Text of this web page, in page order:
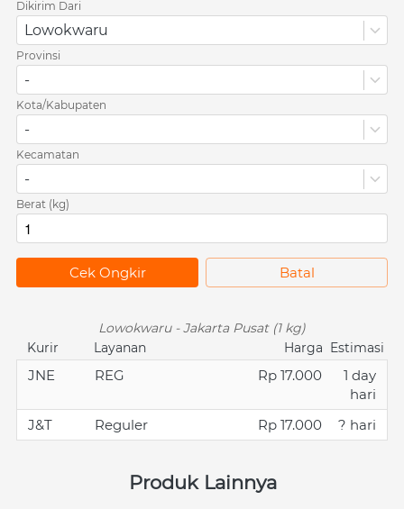
Dikirim Dari
Lowokwaru
Provinsi
-
Kota/Kabupaten
-
Kecamatan
-
Berat (kg)
`
Cek Ongkir `
Batal
Lowokwaru - Jakarta Pusat (1 kg)
Kurir
Layanan Harga Estimasi
JNE REG Rp 17.000
1 day
hari
J&T
Reguler Rp 17.000 ? hari
Produk Lainnya